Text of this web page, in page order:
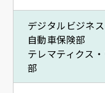
デジタルビジネ
自動車保険部
テレマティクス
部